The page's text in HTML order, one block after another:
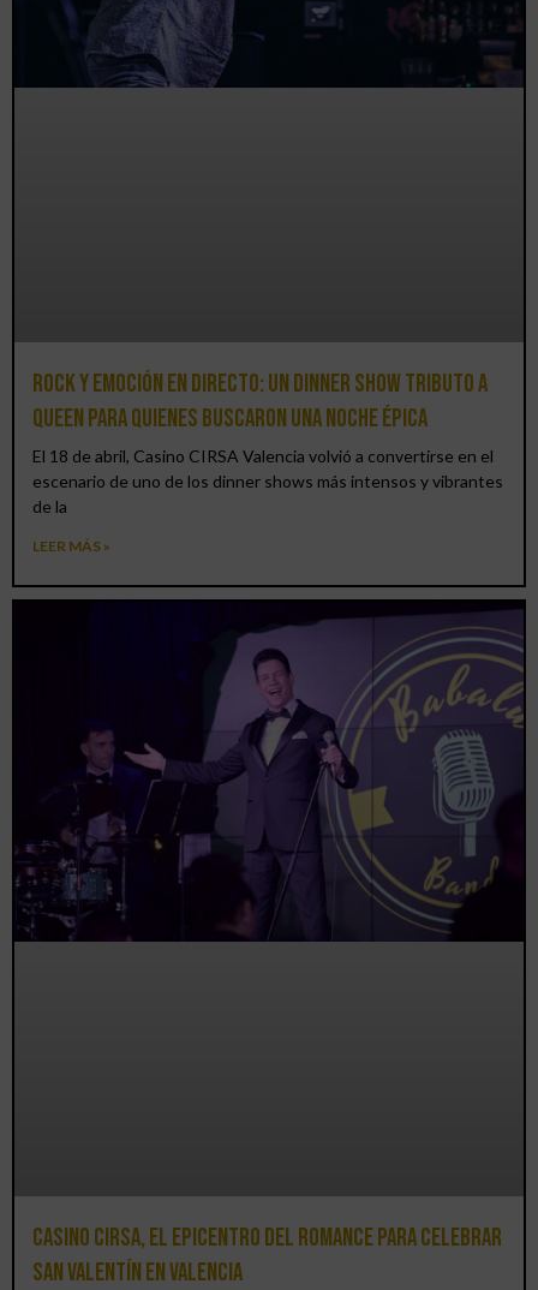
Rock y emoción en directo: un Dinner Show Tributo a
Queen para quienes buscaron una noche épica
El 18 de abril, Casino CIRSA Valencia volvió a convertirse en el
escenario de uno de los dinner shows más intensos y vibrantes
de la
LEER MÁS »
Casino CIRSA, el epicentro del romance para celebrar
San Valentín en Valencia